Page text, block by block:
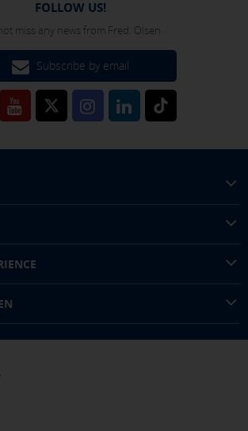
FOLLOW US!
miss any news from Fred. Olsen
Subscribe by email
optional cookies
your cookies from the "Cookies policy" section at
You can also check ourcookie policy